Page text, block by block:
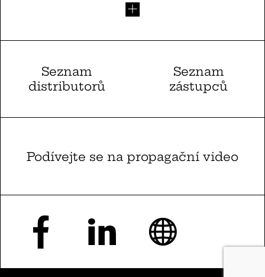
Seznam
distributorů
Seznam
zástupců
Podívejte se na propagační video